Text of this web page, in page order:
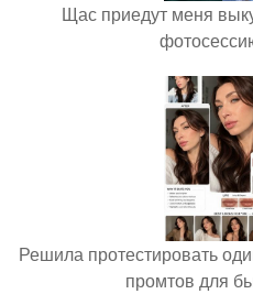
Щас приедут меня
Решила протестировать
промтов для